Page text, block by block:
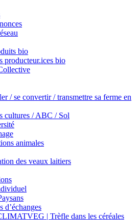
bio
producteur.ices bio
/ se convertir / transmettre sa ferme en
cultures / ABC / Sol
animales
des veaux laitiers
d’échanges
| Trèfle dans les céréales